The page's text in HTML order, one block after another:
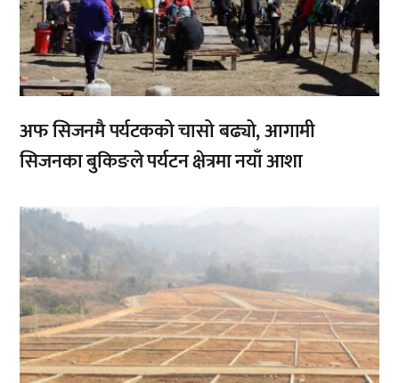
अफ सिजनमै पर्यटकको चासो बढ्यो, आगामी
सिजनका बुकिङले पर्यटन क्षेत्रमा नयाँ आशा
,